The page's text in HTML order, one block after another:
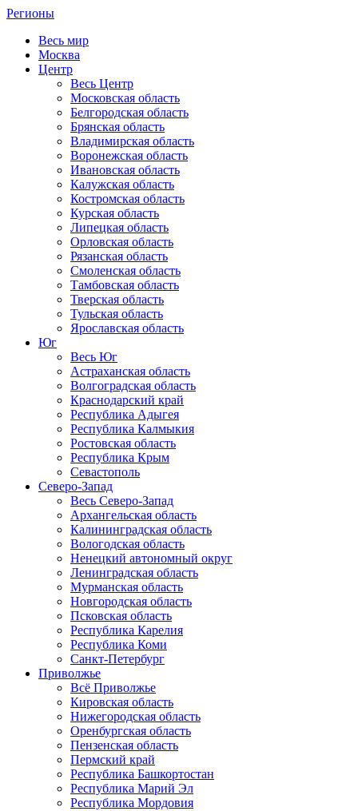
Регионы
Весь мир
Москва
Центр
Весь Центр
Московская область
Белгородская область
Брянская область
Владимирская область
Воронежская область
Ивановская область
Калужская область
Костромская область
Курская область
Липецкая область
Орловская область
Рязанская область
Смоленская область
Тамбовская область
Тверская область
Тульская область
Ярославская область
Юг
Весь Юг
Астраханская область
Волгоградская область
Краснодарский край
Республика Адыгея
Республика Калмыкия
Ростовская область
Республика Крым
Севастополь
Северо-Запад
Весь Северо-Запад
Архангельская область
Калининградская область
Вологодская область
Ненецкий автономный округ
Ленинградская область
Мурманская область
Новгородская область
Псковская область
Республика Карелия
Республика Коми
Санкт-Петербург
Приволжье
Всё Приволжье
Кировская область
Нижегородская область
Оренбургская область
Пензенская область
Пермский край
Республика Башкортостан
Республика Марий Эл
Республика Мордовия